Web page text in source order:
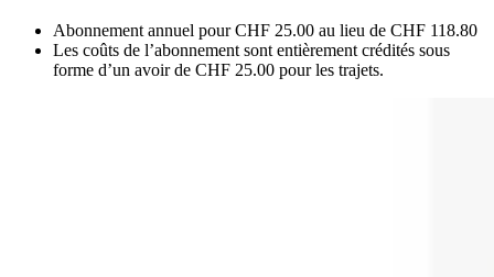
Abonnement annuel pour CHF 25.00 au lieu de CHF 118.80
Les coûts de l’abonnement sont entièrement crédités sous
forme d’un avoir de CHF 25.00 pour les trajets.